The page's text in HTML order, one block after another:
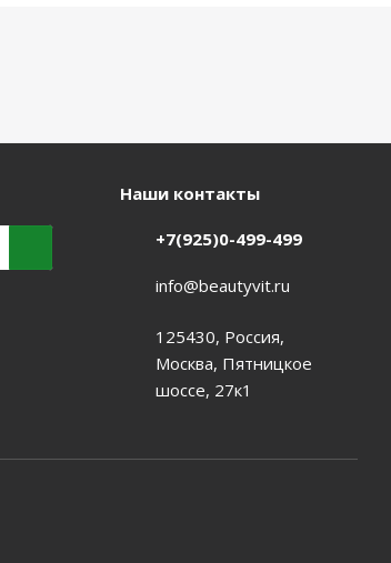
Наши контакты
+7(925)0-499-499
info@beautyvit.ru
125430, Россия,
Москва, Пятницкое
шоссе, 27к1